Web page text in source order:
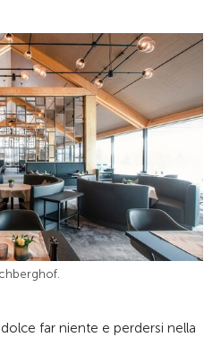
far niente e perdersi nella